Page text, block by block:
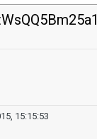
15:15:53